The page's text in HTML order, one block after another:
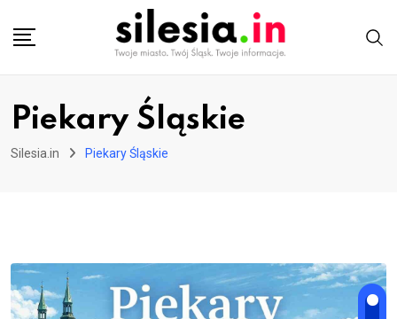
Piekary Śląskie
Silesia.in Piekary Śląskie